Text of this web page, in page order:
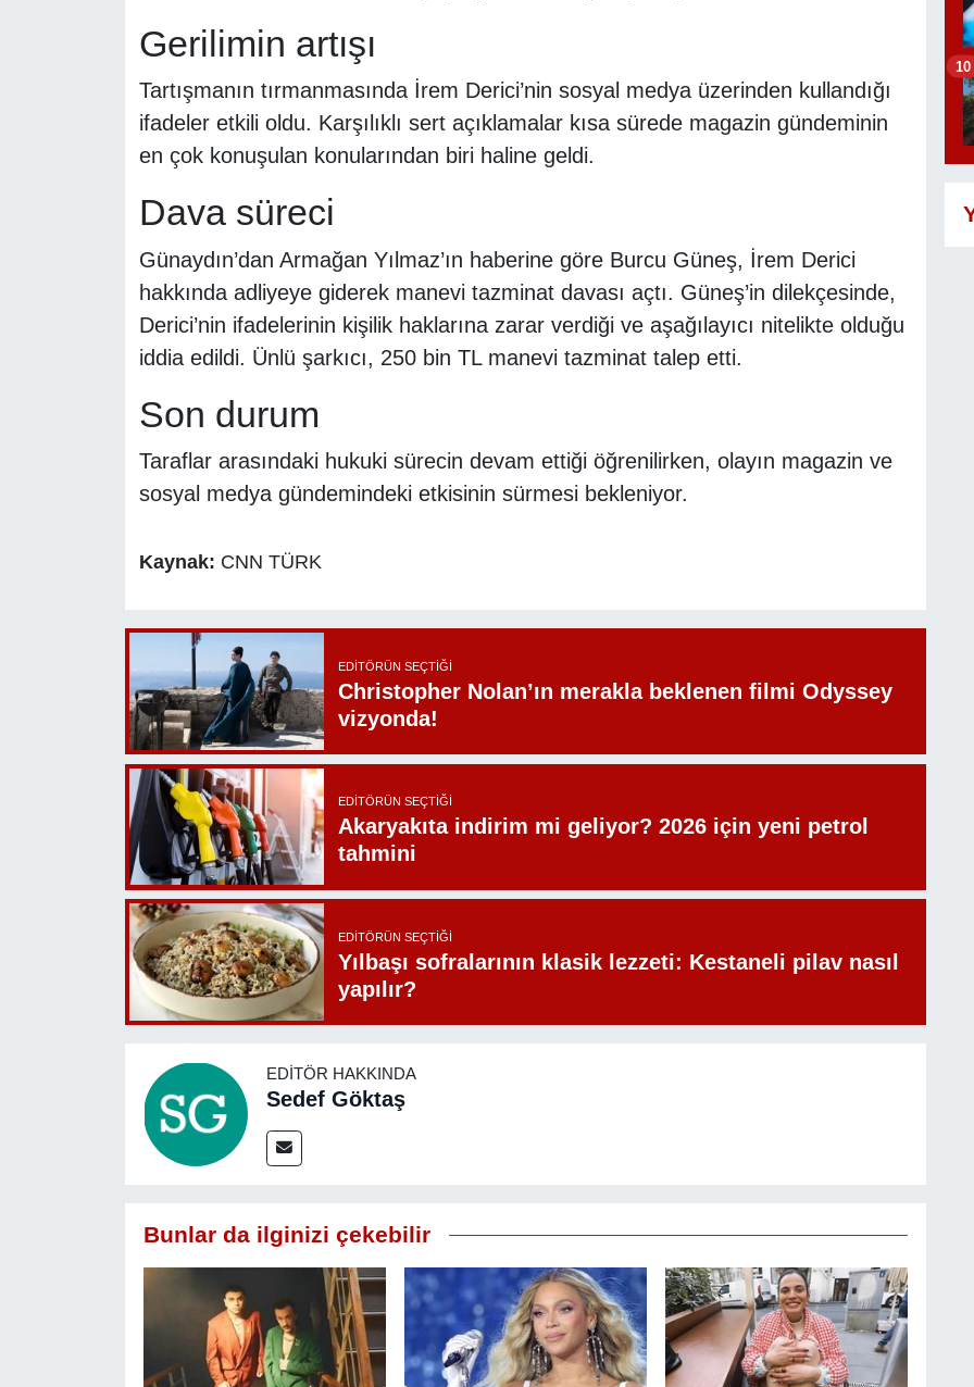
Gerilimin artışı
Tartışmanın tırmanmasında İrem Derici’nin sosyal medya üzerinden kullandığı
ifadeler etkili oldu. Karşılıklı sert açıklamalar kısa sürede magazin gündeminin
en çok konuşulan konularından biri haline geldi.
Dava süreci
Günaydın’dan Armağan Yılmaz’ın haberine göre Burcu Güneş, İrem Derici
hakkında adliyeye giderek manevi tazminat davası açtı. Güneş’in dilekçesinde,
Derici’nin ifadelerinin kişilik haklarına zarar verdiği ve aşağılayıcı nitelikte olduğu
iddia edildi. Ünlü şarkıcı, 250 bin TL manevi tazminat talep etti.
Son durum
Taraflar arasındaki hukuki sürecin devam ettiği öğrenilirken, olayın magazin ve
sosyal medya gündemindeki etkisinin sürmesi bekleniyor.
Kaynak: CNN TÜRK
EDITÖRÜN SEÇTIĞI
Christopher Nolan’ın merakla beklenen filmi Odyssey
vizyonda!
EDITÖRÜN SEÇTIĞI
Akaryakıta indirim mi geliyor? 2026 için yeni petrol
tahmini
EDITÖRÜN SEÇTIĞI
Yılbaşı sofralarının klasik lezzeti: Kestaneli pilav nasıl
yapılır?
EDITÖR HAKKINDA
Sedef Göktaş
Bunlar da ilginizi çekebilir
10